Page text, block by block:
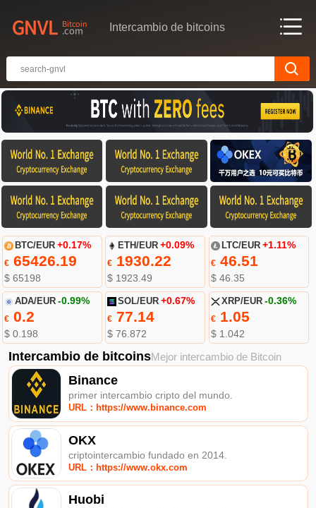
Intercambio de bitcoins
BTC/EUR +0.17%
€65426.19
$ 65198
ETH/EUR +0.09%
€ 1930.22
$ 1923.49
LTC/EUR +1.11%
€46.51
$ 46.35
ADA/EUR -0.99%
€0.2
$ 0.198
SOL/EUR +0.67%
€ 77.14
$ 76.872
XRP/EUR -0.36%
€1.05
$ 1.042
Intercambio de bitcoinsMejor intercambio de Bitcoin
Binance
primer intercambio cripto del mundo.
URL：https://www.binance.com
OKX
criptointercambio fundado en 2014.
URL：https://www.okx.com
Huobi